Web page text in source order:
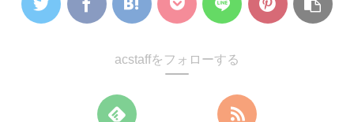
acstaffをフォローする